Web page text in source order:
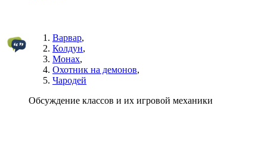
Варвар,
Колдун,
Монах,
Охотник на демонов,
Чародей
Обсуждение классов и их игровой механики